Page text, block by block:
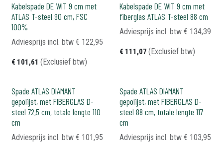
Kabelspade DE WIT 9 cm met
ATLAS T-steel 90 cm, FSC
100%
€ 101,61 (Exclusief btw)
Adviesprijs incl. btw € 122,95
Kabelspade DE WIT 9 cm met
fiberglas ATLAS T-steel 88 cm
€ 111,07 (Exclusief btw)
Adviesprijs incl. btw € 134,39
Spade ATLAS DIAMANT
gepolijst, met FIBERGLAS D-
steel 72,5 cm, totale lengte 110
cm
Adviesprijs incl. btw € 101,95
Spade ATLAS DIAMANT
gepolijst, met FIBERGLAS D-
steel 88 cm, totale lengte 117
cm
Adviesprijs incl. btw € 103,95